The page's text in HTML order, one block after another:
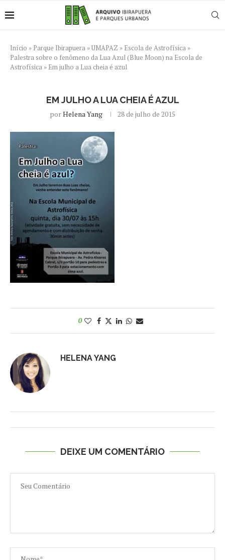
Início » Parque Ibirapuera »UMAPAZ » Escola de Astrofísica »
Palestra sobre o fenômeno da Lua Azul (Blue Moon) na Escola de
Astrofísica » Em julho a Lua cheia é azul
EM JULHO A LUA CHEIA É AZUL
porHelena Yang 28 de julho de 2015
0
HELENA YANG
DEIXE UM COMENTÁRIO